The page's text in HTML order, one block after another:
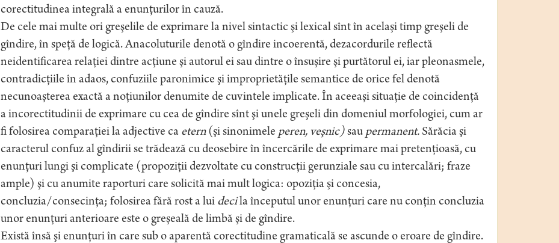
corectitudinea integrală a enunţurilor în cauză.
De cele mai multe ori greşelile de exprimare la nivel sintactic şi lexical sînt în acelaşi timp greşeli de
gîndire, în speţă de logică. Anacoluturile denotă o gîndire incoerentă, dezacordurile reflectă
neidentificarea relaţiei dintre acţiune şi autorul ei sau dintre o însuşire şi purtătorul ei, iar pleonasmele,
contradicţiile în adaos, confuziile paronimice şi improprietăţile semantice de orice fel denotă
necunoaşterea exactă a noţiunilor denumite de cuvintele implicate. În aceeaşi situaţie de coincidenţă
a incorectitudinii de exprimare cu cea de gîndire sînt şi unele greşeli din domeniul morfologiei, cum ar
fi folosirea comparaţiei la adjective ca etern(şi sinonimele peren, veşnic)sau permanent.Sărăcia şi
caracterul confuz al gîndirii se trădează cu deosebire în încercările de exprimare mai pretenţioasă, cu
enunţuri lungi şi complicate (propoziţii dezvoltate cu construcţii gerunziale sau cu intercalări; fraze
ample) şi cu anumite raporturi care solicită mai mult logica: opoziţia şi concesia,
concluzia/consecinţa; folosirea fără rost a lui decila începutul unor enunţuri care nu conţin concluzia
unor enunţuri anterioare este o greşeală de limbă şi de gîndire.
Există însă şi enunţuri în care sub o aparentă corectitudine gramaticală se ascunde o eroare de gîndire.